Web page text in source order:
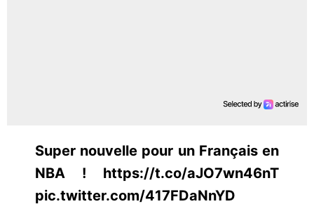
Super nouvelle pour un Français en
NBA ! https://t.co/aJO7wn46nT
pic.twitter.com/417FDaNnYD